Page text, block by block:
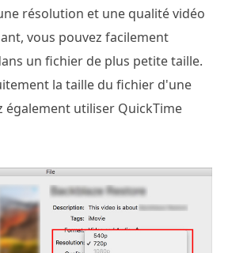
résolution et une qualité vidéo
vous pouvez facilement
un fichier de plus petite taille.
la taille du fichier d'une
également utiliser QuickTime